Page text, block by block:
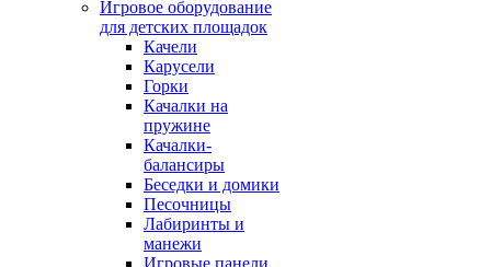
Игровое оборудование
для детских площадок
Качели
Карусели
Горки
Качалки на
пружине
Качалки-
балансиры
Беседки и домики
Песочницы
Лабиринты и
манежи
Игровые панели